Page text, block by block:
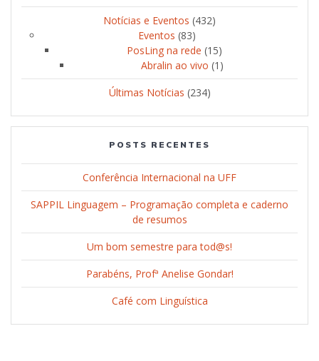
Notícias e Eventos (432)
Eventos (83)
PosLing na rede (15)
Abralin ao vivo (1)
Últimas Notícias (234)
POSTS RECENTES
Conferência Internacional na UFF
SAPPIL Linguagem – Programação completa e caderno
de resumos
Um bom semestre para tod@s!
Parabéns, Profª Anelise Gondar!
Café com Linguística